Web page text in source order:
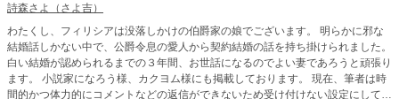
詩森さよ（さよ吉）
わたくし、フィリシアは没落しかけの伯爵家の娘でございます。 明らかに邪な
結婚話しかない中で、公爵令息の愛人から契約結婚の話を持ち掛けられました。
白い結婚が認められるまでの３年間、お世話になるのでよい妻であろうと頑張り
ます。 小説家になろう様、カクヨム様にも掲載しております。 現在、筆者は時
間的かつ体力的にコメントなどの返信ができないため受け付けない設定にしてい